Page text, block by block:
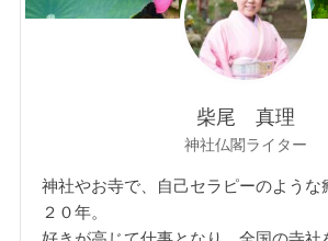
柴尾 真理
神社仏閣ライター
神社やお寺で、自己セラピーのような
２０年。